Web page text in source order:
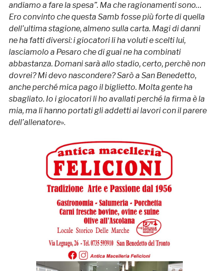
andiamo a fare la spesa”. Ma che ragionamenti sono…
Ero convinto che questa Samb fosse più forte di quella
dell’ultima stagione, almeno sulla carta. Magi di danni
ne ha fatti diversi: i giocatori li ha voluti e scelti lui,
lasciamolo a Pesaro che di guai ne ha combinati
abbastanza. Domani sarà allo stadio, certo, perchè non
dovrei? Mi devo nascondere? Sarò a San Benedetto,
anche perché mica pago il biglietto. Molta gente ha
sbagliato. Io i giocatori li ho avallati perché la firma è la
mia, ma li hanno portati gli addetti ai lavori con il parere
dell’allenatore».